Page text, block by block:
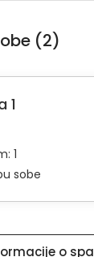
(2)
1
1
sobe
o